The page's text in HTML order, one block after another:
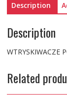
Description
Description
WTRYSKIWACZE
Related